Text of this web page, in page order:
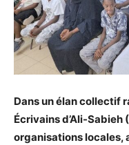
Dans un élan collectif
Écrivains d’Ali-Sabieh
organisations locales,